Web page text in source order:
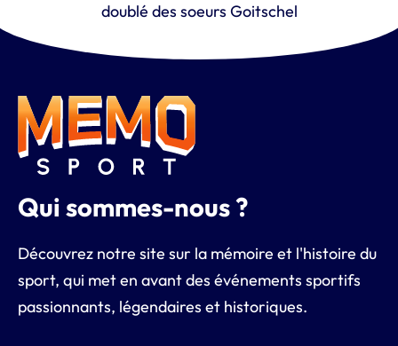
doublé des soeurs Goitschel
Qui sommes-nous ?
Découvrez notre site sur la mémoire et l'histoire du
sport, qui met en avant des événements sportifs
passionnants, légendaires et historiques.